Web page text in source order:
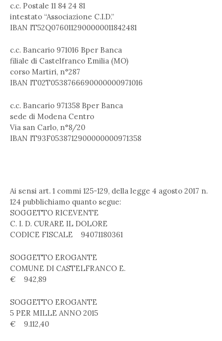
c.c. Postale 11 84 24 81
intestato “Associazione C.I.D.”
IBAN IT52Q0760112900000011842481
c.c. Bancario 971016 Bper Banca
filiale di Castelfranco Emilia (MO)
corso Martiri, n°287
IBAN IT02T0538766690000000971016
c.c. Bancario 971358 Bper Banca
sede di Modena Centro
Via san Carlo, n°8/20
IBAN IT93F0538712900000000971358
Ai sensi art. 1 commi 125-129, della legge 4 agosto 2017 n.
124 pubblichiamo quanto segue:
SOGGETTO RICEVENTE
C. I. D. CURARE IL DOLORE
CODICE FISCALE 94071180361
SOGGETTO EROGANTE
COMUNE DI CASTELFRANCO E.
€ 942,89
SOGGETTO EROGANTE
5 PER MILLE ANNO 2015
€ 9.112,40